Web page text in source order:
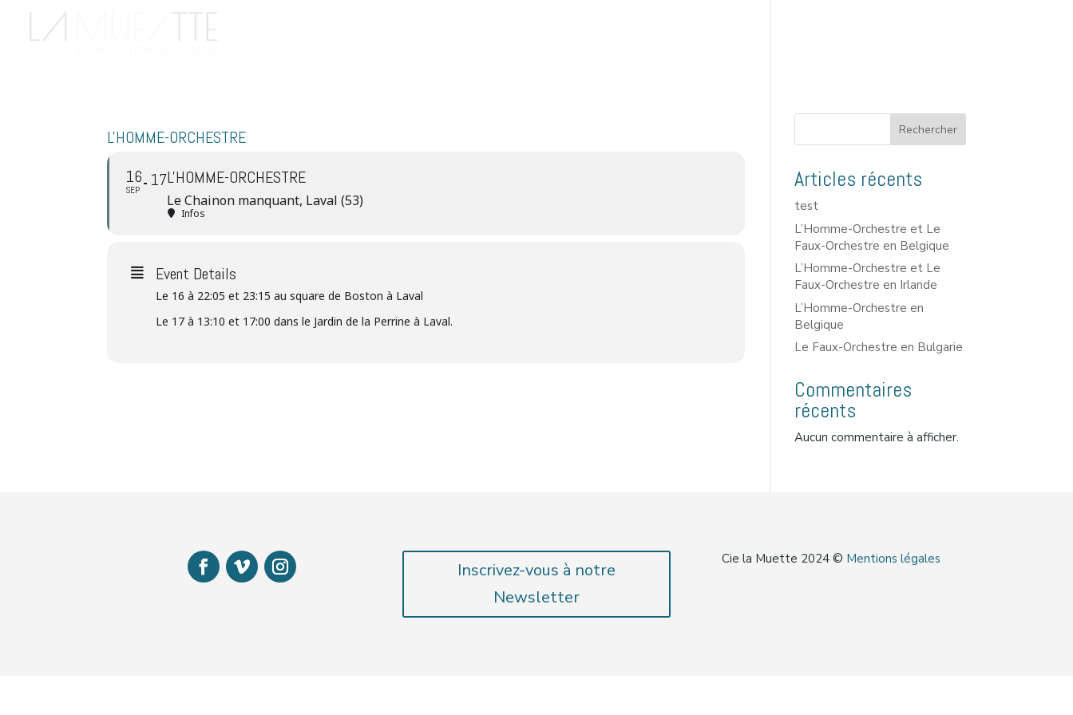
L'HOMME-ORCHESTRE
16
SEP 17L'HOMME-ORCHESTRE
Le Chainon manquant, Laval (53)
Infos
Event Details
Le 16 à 22:05 et 23:15 au square de Boston à Laval
Le 17 à 13:10 et 17:00 dans le Jardin de la Perrine à Laval.
Rechercher
Articles récents
test
L’Homme-Orchestre et Le
Faux-Orchestre en Belgique
L’Homme-Orchestre et Le
Faux-Orchestre en Irlande
L’Homme-Orchestre en
Belgique
Le Faux-Orchestre en Bulgarie
Commentaires
récents
Aucun commentaire à afficher.
Inscrivez-vous à notre
Newsletter
Cie la Muette 2024 © Mentions légales